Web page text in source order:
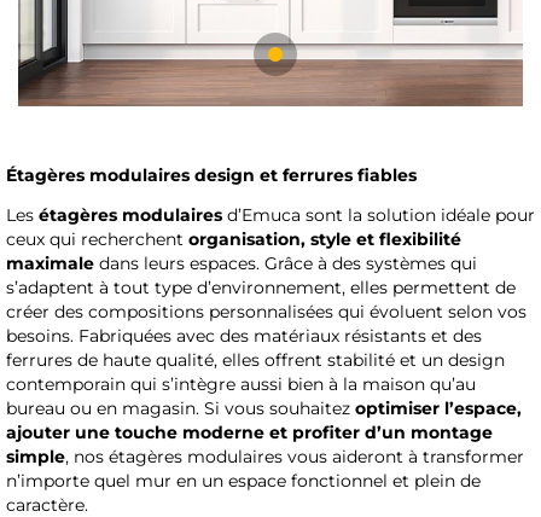
Étagères modulaires design et ferrures fiables
Les étagères modulaires d’Emuca sont la solution idéale pour
ceux qui recherchent organisation, style et flexibilité
maximale dans leurs espaces. Grâce à des systèmes qui
s’adaptent à tout type d’environnement, elles permettent de
créer des compositions personnalisées qui évoluent selon vos
besoins. Fabriquées avec des matériaux résistants et des
ferrures de haute qualité, elles offrent stabilité et un design
contemporain qui s’intègre aussi bien à la maison qu’au
bureau ou en magasin. Si vous souhaitez optimiser l’espace,
ajouter une touche moderne et profiter d’un montage
simple, nos étagères modulaires vous aideront à transformer
n’importe quel mur en un espace fonctionnel et plein de
caractère.